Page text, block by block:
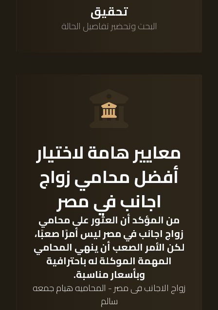
تحقيق
البحث وتحضير تفاصيل الحالة
معايير هامة لاختيار
أفضل محامي زواج
اجانب في مصر
من المؤكد أن العثور علىمحامي
زواج اجانبفي مصر ليس أمرًا صعبًا،
لكن الأمر الصعب أن ينهي المحامي
المهمة الموكلة له باحترافية
وبأسعار مناسبة.
زواج الاجانب فى مصر - المحاميه هيام جمعه
سالم